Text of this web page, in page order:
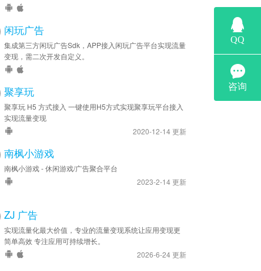
闲玩广告
集成第三方闲玩广告Sdk，APP接入闲玩广告平台实现流量
变现，需二次开发自定义。
聚享玩
聚享玩 H5 方式接入 一键使用H5方式实现聚享玩平台接入
实现流量变现
2020-12-14 更新
南枫小游戏
南枫小游戏 - 休闲游戏/广告聚合平台
2023-2-14 更新
ZJ 广告
实现流量化最大价值，专业的流量变现系统让应用变现更
简单高效 专注应用可持续增长。
2026-6-24 更新